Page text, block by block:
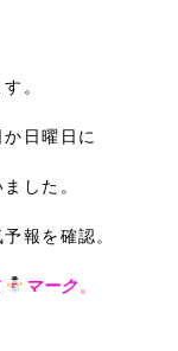
。
日曜日に
した。
報を確認。
マーク 。